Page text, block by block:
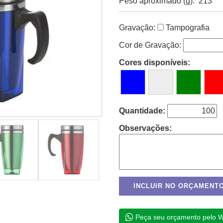
Gravação: Tampografia
Cor de Gravação:
Cores disponíveis:
Quantidade:
Observações:
Peça seu orçamento pelo